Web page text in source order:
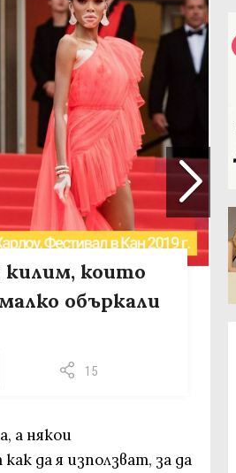
килим, които
объркали
15
а някои
да я използват, за да